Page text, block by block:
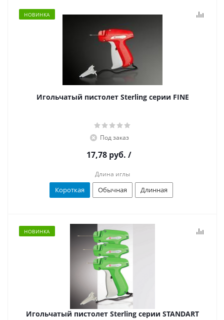
НОВИНКА
Игольчатый пистолет Sterling серии FINE
Под заказ
17,78 руб. /
Длина иглы
Короткая Обычная Длинная
НОВИНКА
Игольчатый пистолет Sterling серии STANDART